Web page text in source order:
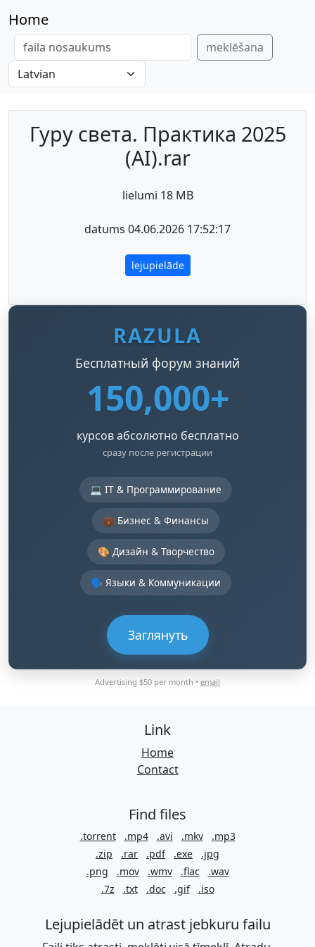
Home
meklēšana
Гуру света. Практика 2025
(AI).rar
lielumi 18 MB
datums 04.06.2026 17:52:17
lejupielāde
RAZULA
Бесплатный форум знаний
150,000+
курсов абсолютно бесплатно
сразу после регистрации
💻 IT & Программирование
💼 Бизнес & Финансы
🎨 Дизайн & Творчество
🗣️ Языки & Коммуникации
Заглянуть
Advertising $50 per month • email
Link
Home
Contact
Find files
.torrent .mp4 .avi .mkv
.mp3
.zip
.rar .pdf .exe
.jpg
.png
.mov .wmv .flac
.wav
.7z
.txt .doc .gif .iso
Lejupielādēt un atrast jebkuru failu